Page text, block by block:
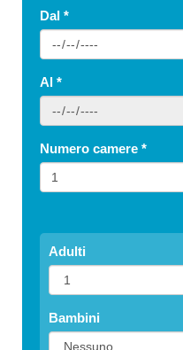
Dal *
Al *
Numero camere *
Adulti
Bambini